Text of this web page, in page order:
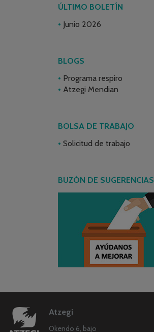
ÚLTIMO BOLETÍN
Junio 2026
BLOGS
Programa respiro
Atzegi Mendian
BOLSA DE TRABAJO
Solicitud de trabajo
BUZÓN DE SUGERENCIAS
Atzegi
Okendo 6, bajo